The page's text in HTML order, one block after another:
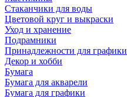
Стаканчики для воды
Цветовой круг и выкраски
Уход и хранение
Подрамники
Принадлежности для графики
Декор и хобби
Бумага
Бумага для акварели
Бумага для графики